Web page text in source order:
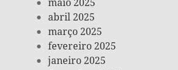
abril 2025
março 2025
fevereiro 2025
janeiro 2025